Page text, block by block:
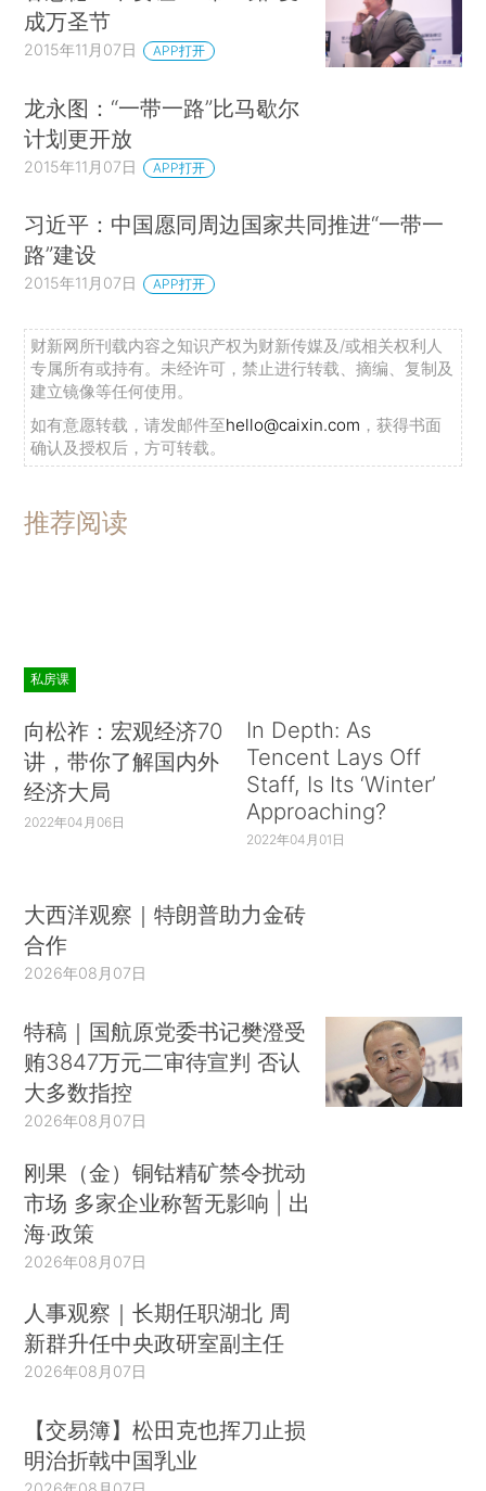
成万圣节
2015年11月07日 APP打开
龙永图：“一带一路”比马歇尔
计划更开放
2015年11月07日 APP打开
习近平：中国愿同周边国家共同推进“一带一
路”建设
2015年11月07日 APP打开
财新网所刊载内容之知识产权为财新传媒及/或相关权利人
专属所有或持有。未经许可，禁止进行转载、摘编、复制及
建立镜像等任何使用。
如有意愿转载，请发邮件至hello@caixin.com ，获得书面
确认及授权后，方可转载。
推荐阅读
私房课
向松祚：宏观经济70
讲，带你了解国内外
经济大局
2022年04月06日
In Depth: As
Tencent Lays Off
Staff, Is Its ‘Winter’
Approaching?
2022年04月01日
大西洋观察｜特朗普助力金砖
合作
2026年08月07日
特稿｜国航原党委书记樊澄受
贿3847万元二审待宣判 否认
大多数指控
2026年08月07日
刚果（金）铜钴精矿禁令扰动
市场 多家企业称暂无影响 | 出
海·政策
2026年08月07日
人事观察｜长期任职湖北 周
新群升任中央政研室副主任
2026年08月07日
【交易簿】松田克也挥刀止损
明治折戟中国乳业